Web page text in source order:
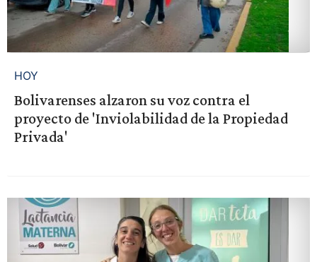
HOY
Bolivarenses alzaron su voz contra el
proyecto de 'Inviolabilidad de la Propiedad
Privada'